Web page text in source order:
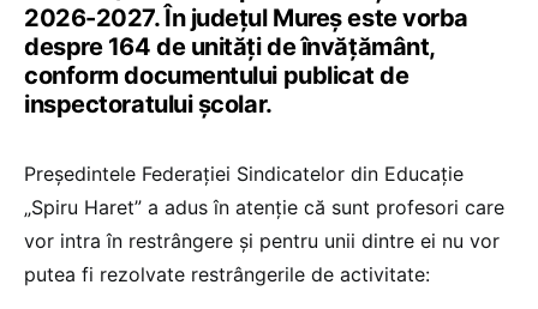
2026-2027. În județul Mureș este vorba
despre 164 de unități de învățământ,
conform documentului publicat de
inspectoratului școlar.
Președintele Federației Sindicatelor din Educație
„Spiru Haret” a adus în atenție că sunt profesori care
vor intra în restrângere și pentru unii dintre ei nu vor
putea fi rezolvate restrângerile de activitate: